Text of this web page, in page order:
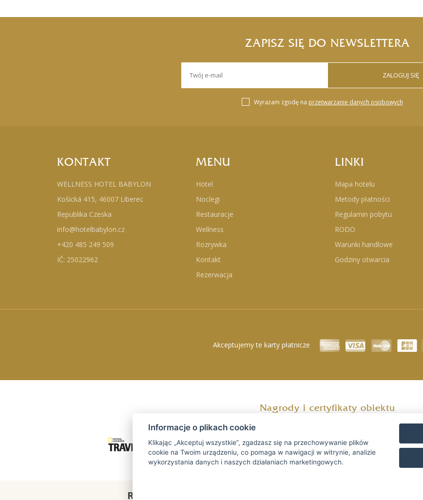
REZERWACJA
ZAPISZ SIĘ DO NEWSLETTERA
ZALOGUJ SIĘ
Wyrażam zgodę na przetwarzanie danych osobowych
KONTAKT
WELLNESS HOTEL BABYLON
Košická 415, 46007 Liberec
Republika Czeska
info@hotelbabylon.cz
+420 485 249 509
IČ: 25022962
MENU
Hotel
Noclegi
Restauracje
Wellness
Rozrywka
Kontakt
Rezerwacja
LINKI
Mapa hotelu
Metody płatności
Regulamin pobytu
RODO
Warunki handlowe
Godziny otwarcia
Akceptujemy te karty płatnicze
Nagrody i certyfikaty obiektu
Informacje o plikach cookie
Klikając „Akceptuj wszystkie”, zgadzasz się na przechowywanie plików
cookie na Twoim urządzeniu, co pomaga w nawigacji w witrynie, analizie
wykorzystania danych i naszych działaniach marketingowych.